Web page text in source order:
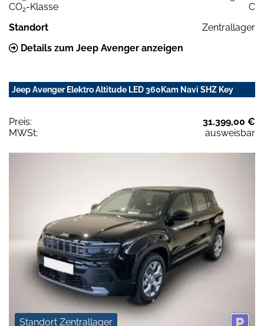
CO2-Klasse
C
Standort
Zentrallager
Details zum Jeep Avenger anzeigen
Jeep Avenger Elektro Altitude LED 360Kam Navi SHZ Key
Preis:
31.399,00 €
MWSt:
ausweisbar
Standort Zentrallager